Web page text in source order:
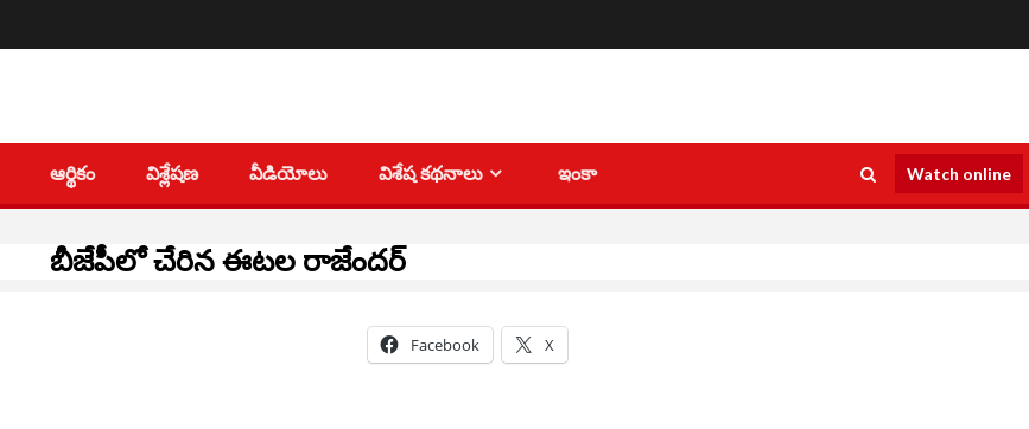
ఆర్థికం విశ్లేషణ వీడియోలు విశేష కథనాలు ఇంకా Watch online
బీజేపీలో చేరిన ఈటల రాజేందర్
Facebook X